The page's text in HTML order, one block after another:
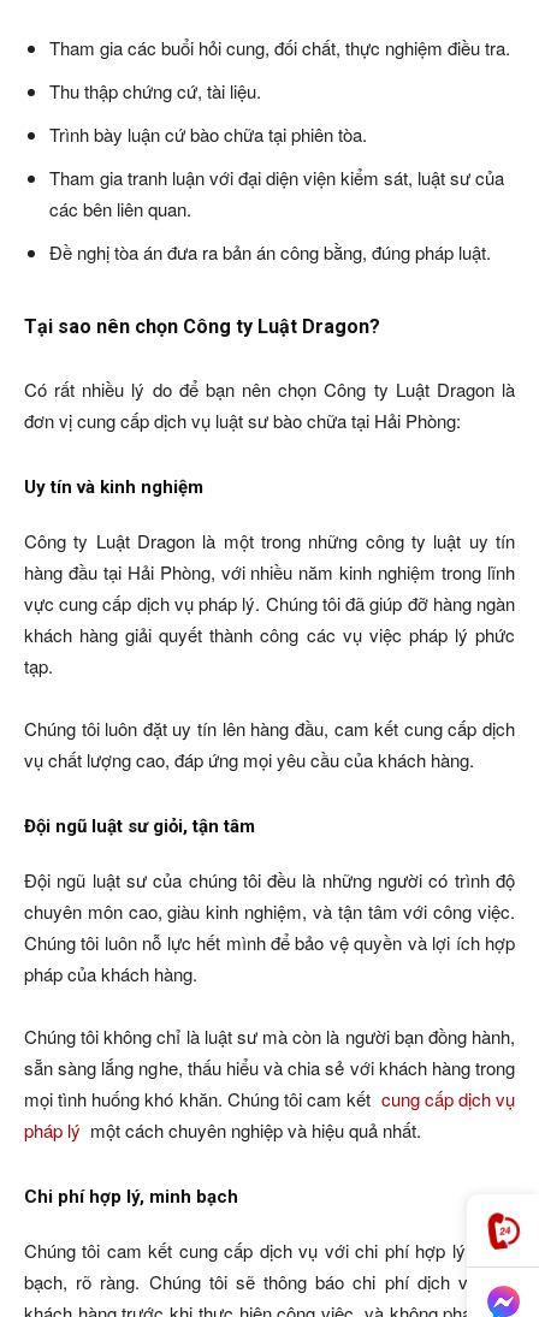
Tham gia các buổi hỏi cung, đối chất, thực nghiệm điều tra.
Thu thập chứng cứ, tài liệu.
Trình bày luận cứ bào chữa tại phiên tòa.
Tham gia tranh luận với đại diện viện kiểm sát, luật sư của
các bên liên quan.
Đề nghị tòa án đưa ra bản án công bằng, đúng pháp luật.
Tại sao nên chọn Công ty Luật Dragon?
Có rất nhiều lý do để bạn nên chọn Công ty Luật Dragon là
đơn vị cung cấp dịch vụ luật sư bào chữa tại Hải Phòng:
Uy tín và kinh nghiệm
Công ty Luật Dragon là một trong những công ty luật uy tín
hàng đầu tại Hải Phòng, với nhiều năm kinh nghiệm trong lĩnh
vực cung cấp dịch vụ pháp lý. Chúng tôi đã giúp đỡ hàng ngàn
khách hàng giải quyết thành công các vụ việc pháp lý phức
tạp.
Chúng tôi luôn đặt uy tín lên hàng đầu, cam kết cung cấp dịch
vụ chất lượng cao, đáp ứng mọi yêu cầu của khách hàng.
Đội ngũ luật sư giỏi, tận tâm
Đội ngũ luật sư của chúng tôi đều là những người có trình độ
chuyên môn cao, giàu kinh nghiệm, và tận tâm với công việc.
Chúng tôi luôn nỗ lực hết mình để bảo vệ quyền và lợi ích hợp
pháp của khách hàng.
Chúng tôi không chỉ là luật sư mà còn là người bạn đồng hành,
sẵn sàng lắng nghe, thấu hiểu và chia sẻ với khách hàng trong
mọi tình huống khó khăn. Chúng tôi cam kết cung cấp dịch vụ
pháp lý một cách chuyên nghiệp và hiệu quả nhất.
Chi phí hợp lý, minh bạch
Chúng tôi cam kết cung cấp dịch vụ với chi phí hợp lý, minh
bạch, rõ ràng. Chúng tôi sẽ thông báo chi phí dịch vụ cho